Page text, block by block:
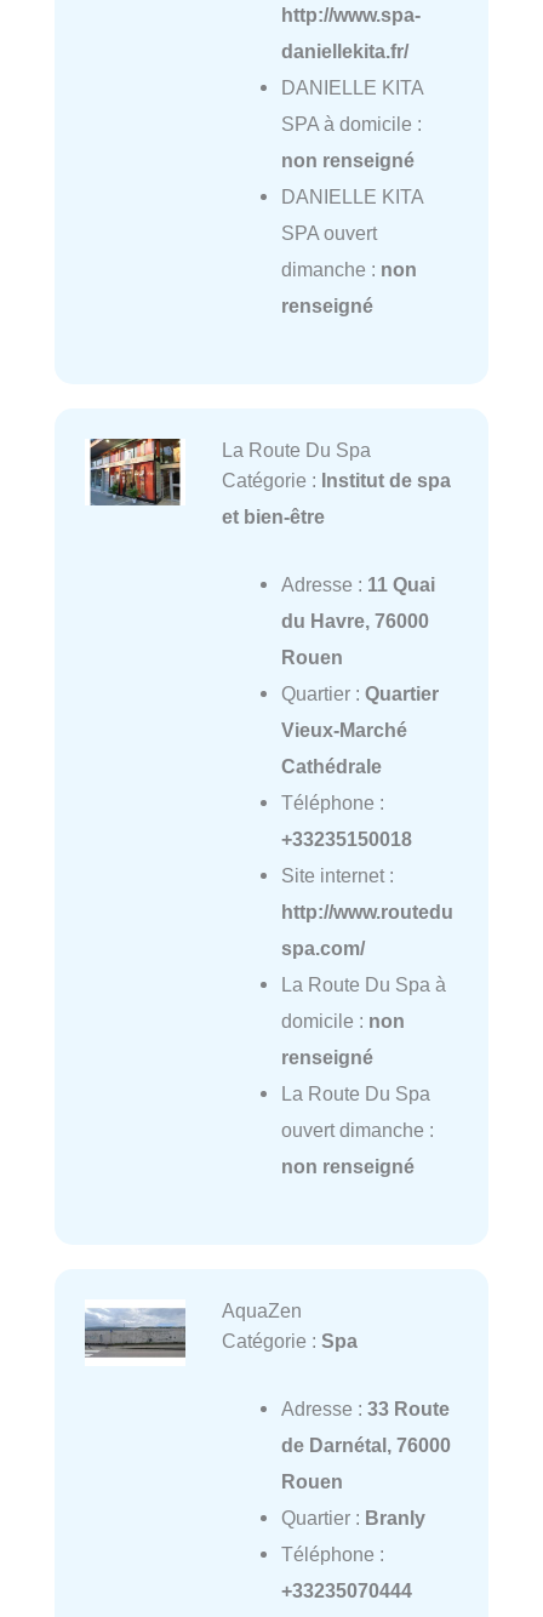
http://www.spa-
daniellekita.fr/
DANIELLE KITA
SPA à domicile :
non renseigné
DANIELLE KITA
SPA ouvert
dimanche : non
renseigné
La Route Du Spa
Catégorie : Institut de spa
et bien-être
Adresse : 11 Quai
du Havre, 76000
Rouen
Quartier : Quartier
Vieux-Marché
Cathédrale
Téléphone :
+33235150018
Site internet :
http://www.routedu
spa.com/
La Route Du Spa à
domicile : non
renseigné
La Route Du Spa
ouvert dimanche :
non renseigné
AquaZen
Catégorie : Spa
Adresse : 33 Route
de Darnétal, 76000
Rouen
Quartier : Branly
Téléphone :
+33235070444